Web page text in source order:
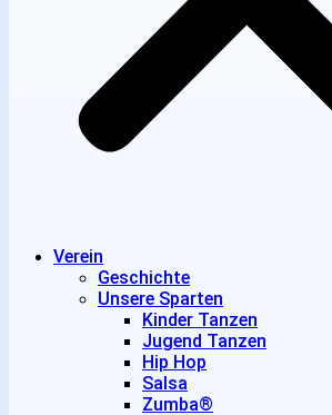
Verein
Geschichte
Unsere Sparten
Kinder Tanzen
Jugend Tanzen
Hip Hop
Salsa
Zumba®